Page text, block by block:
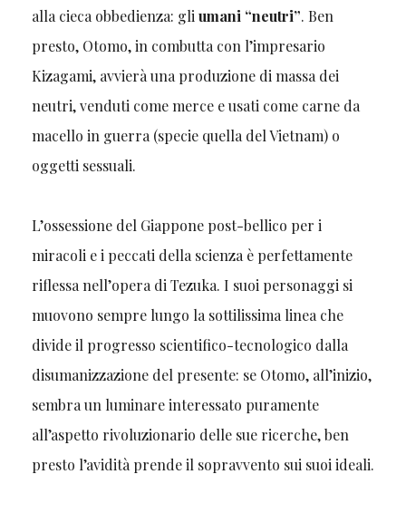
alla cieca obbedienza: gli umani “neutri”. Ben
presto, Otomo, in combutta con l’impresario
Kizagami, avvierà una produzione di massa dei
neutri, venduti come merce e usati come carne da
macello in guerra (specie quella del Vietnam) o
oggetti sessuali.
L’ossessione del Giappone post-bellico per i
miracoli e i peccati della scienza è perfettamente
riflessa nell’opera di Tezuka. I suoi personaggi si
muovono sempre lungo la sottilissima linea che
divide il progresso scientifico-tecnologico dalla
disumanizzazione del presente: se Otomo, all’inizio,
sembra un luminare interessato puramente
all’aspetto rivoluzionario delle sue ricerche, ben
presto l’avidità prende il sopravvento sui suoi ideali.